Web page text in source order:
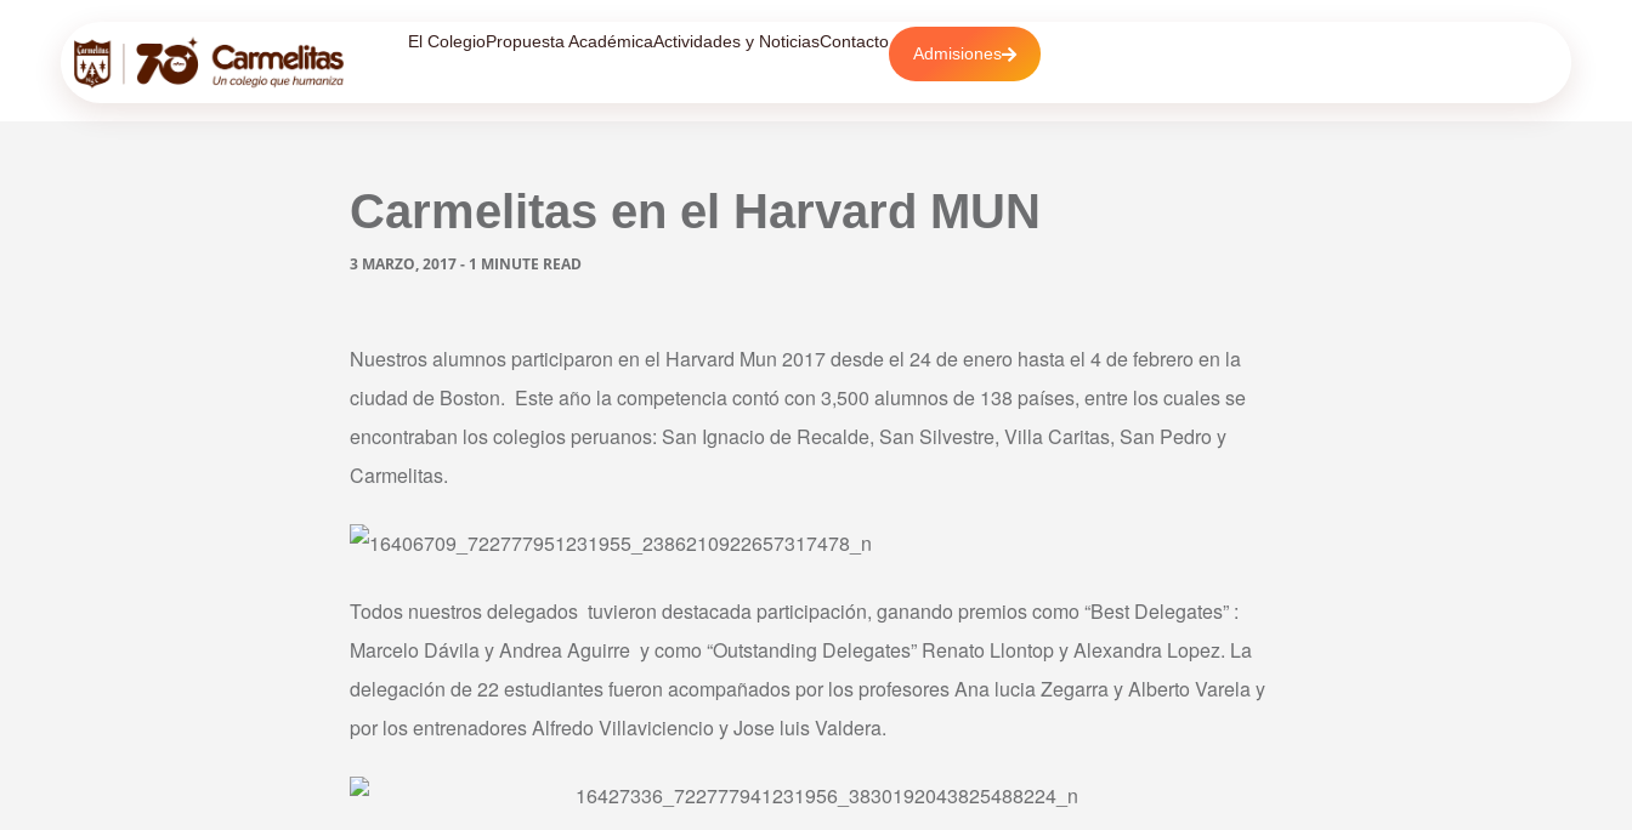
El ColegioPropuesta AcadémicaActividades y NoticiasContacto
Admisiones
Carmelitas en el Harvard MUN
3 MARZO, 2017 - 1 MINUTE READ
Nuestros alumnos participaron en el Harvard Mun 2017 desde el 24 de enero hasta el 4 de febrero en la
ciudad de Boston. Este año la competencia contó con 3,500 alumnos de 138 países, entre los cuales se
encontraban los colegios peruanos: San Ignacio de Recalde, San Silvestre, Villa Caritas, San Pedro y
Carmelitas.
Todos nuestros delegados tuvieron destacada participación, ganando premios como “Best Delegates” :
Marcelo Dávila y Andrea Aguirre y como “Outstanding Delegates” Renato Llontop y Alexandra Lopez. La
delegación de 22 estudiantes fueron acompañados por los profesores Ana lucia Zegarra y Alberto Varela y
por los entrenadores Alfredo Villaviciencio y Jose luis Valdera.